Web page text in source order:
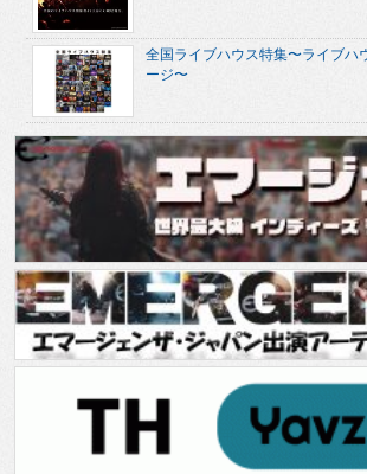
全国ライブハウス特集〜ライブハ
ージ〜